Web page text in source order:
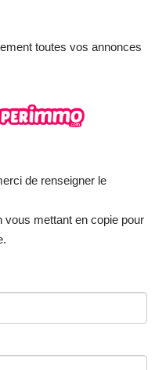
toutes vos annonces
de renseigner le
vous mettant en copie pour